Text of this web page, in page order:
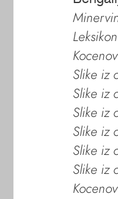
Slike iz
Slike iz
Slike iz
Slike iz
Slike iz
Slike iz